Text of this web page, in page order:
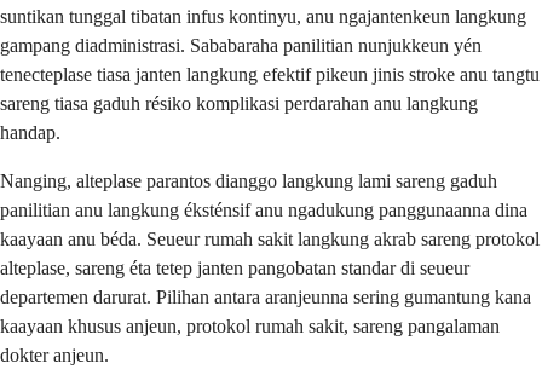
suntikan tunggal tibatan infus kontinyu, anu ngajantenkeun langkung
gampang diadministrasi. Sababaraha panilitian nunjukkeun yén
tenecteplase tiasa janten langkung efektif pikeun jinis stroke anu tangtu
sareng tiasa gaduh résiko komplikasi perdarahan anu langkung
handap.
Nanging, alteplase parantos dianggo langkung lami sareng gaduh
panilitian anu langkung éksténsif anu ngadukung panggunaanna dina
kaayaan anu béda. Seueur rumah sakit langkung akrab sareng protokol
alteplase, sareng éta tetep janten pangobatan standar di seueur
departemen darurat. Pilihan antara aranjeunna sering gumantung kana
kaayaan khusus anjeun, protokol rumah sakit, sareng pangalaman
dokter anjeun.